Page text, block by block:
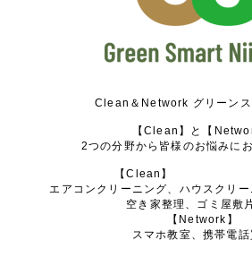
Clean＆Network グリーンス
【Clean】と【
2つの分野から皆様のお悩みに
【Clean
エアコンクリーニング、ハウスクリー
空き家整理、ゴミ屋敷
【Network】
スマホ教室、携帯電話